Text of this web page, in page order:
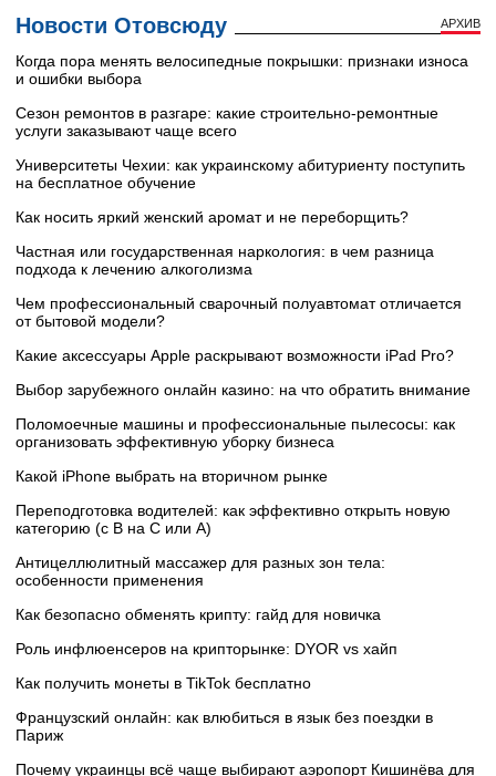
Новости Отовсюду АРХИВ
Когда пора менять велосипедные покрышки: признаки износа
и ошибки выбора
Сезон ремонтов в разгаре: какие строительно-ремонтные
услуги заказывают чаще всего
Университеты Чехии: как украинскому абитуриенту поступить
на бесплатное обучение
Как носить яркий женский аромат и не переборщить?
Частная или государственная наркология: в чем разница
подхода к лечению алкоголизма
Чем профессиональный сварочный полуавтомат отличается
от бытовой модели?
Какие аксессуары Apple раскрывают возможности iPad Pro?
Выбор зарубежного онлайн казино: на что обратить внимание
Поломоечные машины и профессиональные пылесосы: как
организовать эффективную уборку бизнеса
Какой iPhone выбрать на вторичном рынке
Переподготовка водителей: как эффективно открыть новую
категорию (с B на C или А)
Антицеллюлитный массажер для разных зон тела:
особенности применения
Как безопасно обменять крипту: гайд для новичка
Роль инфлюенсеров на крипторынке: DYOR vs хайп
Как получить монеты в TikTok бесплатно
Французский онлайн: как влюбиться в язык без поездки в
Париж
Почему украинцы всё чаще выбирают аэропорт Кишинёва для